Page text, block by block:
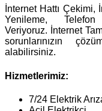
İnternet Hattı Çekimi,
Yenileme,
Veriyoruz. İnternet
sorunlarınızın
alabilirsiniz.
Hizmetlerimiz:
7/24 Elektrik